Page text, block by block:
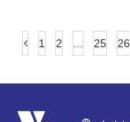
1 2 25 26